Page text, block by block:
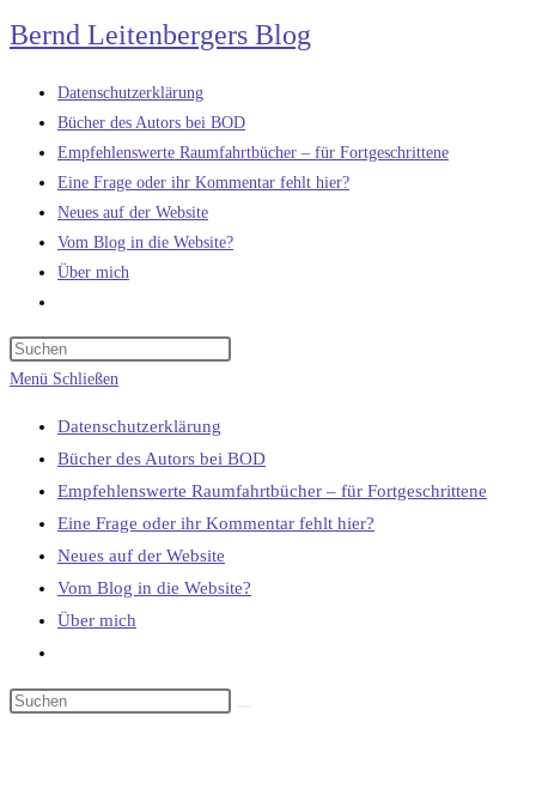
Zum
Inhalt
springen
Bernd Leitenbergers Blog
Datenschutzerklärung
Bücher des Autors bei BOD
Empfehlenswerte Raumfahrtbücher – für Fortgeschrittene
Eine Frage oder ihr Kommentar fehlt hier?
Neues auf der Website
Vom Blog in die Website?
Über mich
umschalten
Menü Schließen
Datenschutzerklärung
Bücher des Autors bei BOD
Empfehlenswerte Raumfahrtbücher – für Fortgeschrittene
Eine Frage oder ihr Kommentar fehlt hier?
Neues auf der Website
Vom Blog in die Website?
Über mich
umschalten